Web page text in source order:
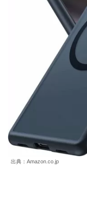
出典：Amazon.co.jp